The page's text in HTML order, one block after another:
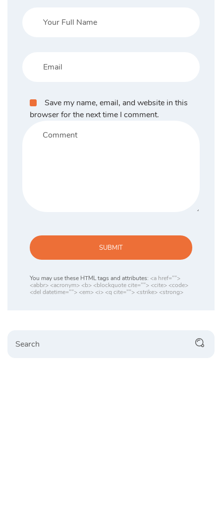
Save my name, email, and website in this
browser for the next time I comment.
SUBMIT
You may use these HTML tags and attributes: <a href="">
<abbr> <acronym> <b> <blockquote cite=""> <cite> <code>
<del datetime=""> <em> <i> <q cite=""> <strike> <strong>